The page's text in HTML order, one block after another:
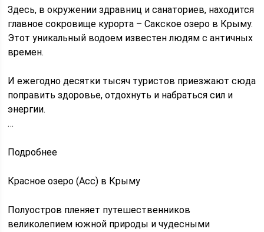
Здесь, в окружении здравниц и санаториев, находится
главное сокровище курорта – Сакское озеро в Крыму.
Этот уникальный водоем известен людям с античных
времен.
И ежегодно десятки тысяч туристов приезжают сюда
поправить здоровье, отдохнуть и набраться сил и
энергии.
…
Подробнее
Красное озеро (Асс) в Крыму
Полуостров пленяет путешественников
великолепием южной природы и чудесными